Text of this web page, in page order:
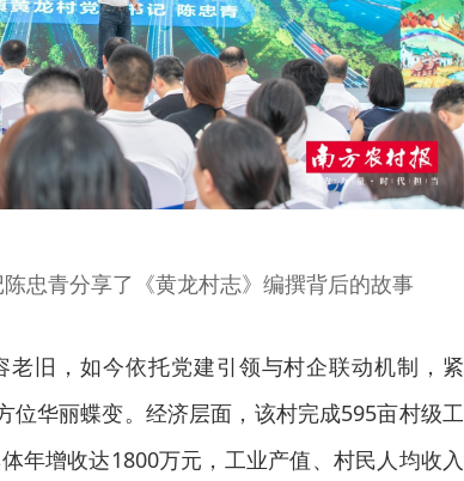
忠青分享了《黄龙村志》编撰背后的故事
旧，如今依托党建引领与村企联动机制，紧
位华丽蝶变。经济层面，该村完成595亩村级工
年增收达1800万元，工业产值、村民人均收入